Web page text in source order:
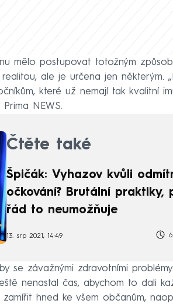
mělo postupovat totožným
ale je určena jen některým.
které už nemají tak kvalitní
NEWS.
Čtěte také
Špičák: Vyhazov kvůli
očkování? Brutální praktiky,
řád to neumožňuje
13. srp 2021, 14:49
se závažnými zdravotními
nenastal čas, abychom to dali
hned ke všem občanům,